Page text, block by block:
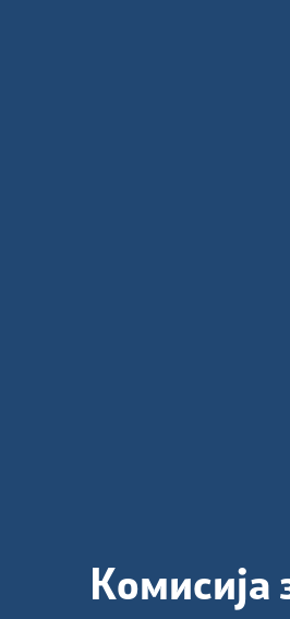
Комисија